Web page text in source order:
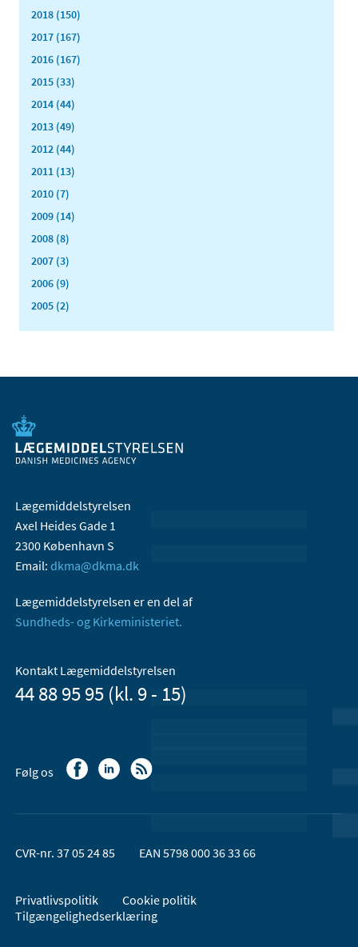
2018 (150)
2017 (167)
2016 (167)
2015 (33)
2014 (44)
2013 (49)
2012 (44)
2011 (13)
2010 (7)
2009 (14)
2008 (8)
2007 (3)
2006 (9)
2005 (2)
Lægemiddelstyrelsen
Axel Heides Gade 1
2300 København S
Email: dkma@dkma.dk
Lægemiddelstyrelsen er en del af
Sundheds- og Kirkeministeriet.
Kontakt Lægemiddelstyrelsen
44 88 95 95 (kl. 9 - 15)
Følg os
CVR-nr. 37 05 24 85 EAN 5798 000 36 33 66
Privatlivspolitik
Cookie politik
Tilgængelighedserklæring